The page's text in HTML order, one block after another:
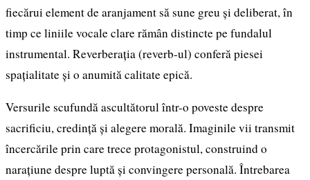
fiecărui element de aranjament să sune greu și deliberat, în
timp ce liniile vocale clare rămân distincte pe fundalul
instrumental. Reverberația (reverb-ul) conferă piesei
spațialitate și o anumită calitate epică.
Versurile scufundă ascultătorul într-o poveste despre
sacrificiu, credință și alegere morală. Imaginile vii transmit
încercările prin care trece protagonistul, construind o
narațiune despre luptă și convingere personală. Întrebarea